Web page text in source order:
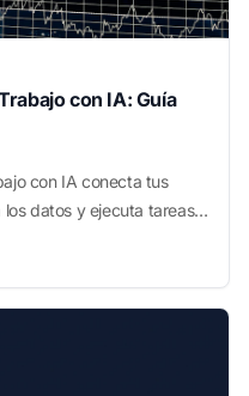
con IA: Guía
con IA conecta tus
datos y ejecuta tareas
pequeñas empresas la